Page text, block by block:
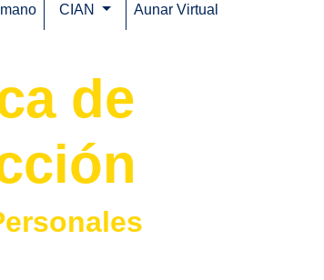
CIAN Aunar Virtual
de